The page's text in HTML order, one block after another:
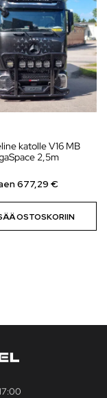
katolle V16 MB
2,5m
677,29 €
OSTOSKORIIN